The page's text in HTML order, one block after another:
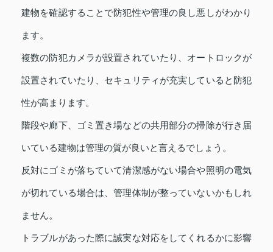
建物を確認することで防犯性や管理の良し悪しがわかり
ます。
複数の防犯カメラが設置されていたり、オートロックが
設置されていたり、セキュリティが充実していると防犯
性が高まります。
階段や廊下、ゴミ置き場などの共用部分の掃除が行き届
いている建物は管理の質が良いと言えるでしょう。
反対にゴミが落ちていて清潔感がない場合や照明の電気
が切れている場合は、管理体制が整っていないかもしれ
ません。
トラブルがあった際に誠実な対応をしてくれるかに影響